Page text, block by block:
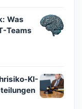
Was
Teams
KI-